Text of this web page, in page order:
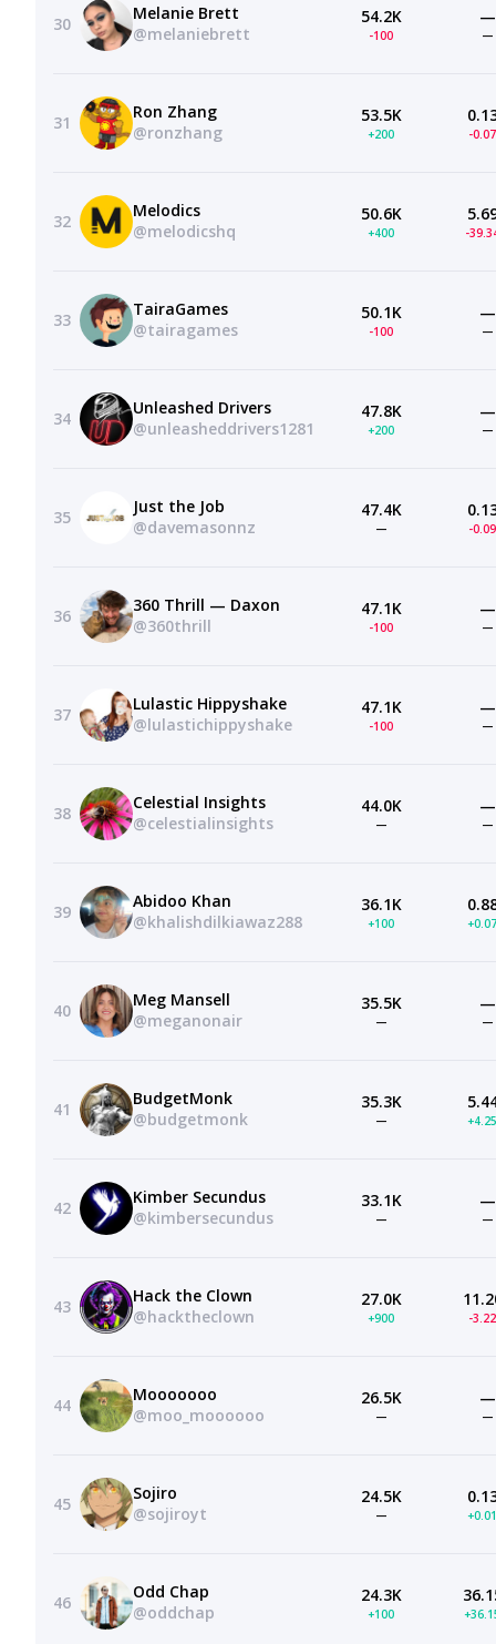
30
Melanie Brett
@melaniebrett
54.2K
-100
—
—
31
Ron Zhang
@ronzhang
53.5K
+200 -
32
Melodics
@melodicshq
50.6K
+400 -
33
TairaGames
@tairagames
50.1K
-100
—
—
34
Unleashed Drivers
@unleasheddrivers1281
47.8K
+200
—
—
35
Just the Job
@davemasonnz
47.4K
— -
36
360 Thrill — Daxon
@360thrill
47.1K
-100
—
—
37
Lulastic Hippyshake
@lulastichippyshake
47.1K
-100
—
—
38
Celestial Insights
@celestialinsights
44.0K
—
—
—
39
Abidoo Khan
@khalishdilkiawaz288
36.1K
+100
40
Meg Mansell
@meganonair
35.5K
—
—
—
41
BudgetMonk
@budgetmonk
35.3K
—
42
Kimber Secundus
@kimbersecundus
33.1K
—
—
—
43
Hack the Clown
@hacktheclown
27.0K
+900 -
44
Mooooooo
@moo_moooooo
26.5K
—
—
—
45
Sojiro
@sojiroyt
24.5K
—
46
Odd Chap
@oddchap
24.3K
+100